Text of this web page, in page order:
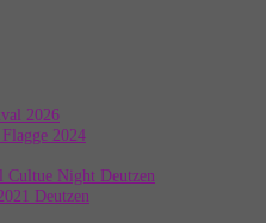
2026
2024
Cultue Night Deutzen
Deutzen